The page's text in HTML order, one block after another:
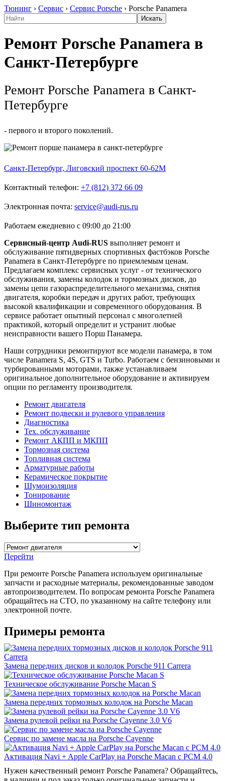
Тюнинг › Сервис › Сервис Porsche › Porsche Panamera
Ремонт Porsche Panamera в
Санкт-Петербурге
Ремонт Porsche Panamera в Санкт-
Петербурге
- первого и второго поколений.
Санкт-Петербург, Лиговский проспект 60-62М
Контактный телефон: +7 (812) 372 66 09
Электронная почта: service@audi-rus.ru
Работаем ежедневно с 09:00 до 21:00
Сервисный-центр Audi-RUS выполняет ремонт и
обслуживание пятидверных спортивных фастбэков Porsche
Panamera в Санкт-Петербурге по приемлемым ценам.
Предлагаем комплекс сервисных услуг - от технического
обслуживания, замены колодок и тормозных дисков, до
замены цепи газораспределительного механизма, снятия
двигателя, коробки передач и других работ, требующих
высокой квалификации и современного оборудования. В
сервисе работает опытный персонал с многолетней
практикой, который определит и устранит любые
неисправности вашего Порш Панамера.
Наши сотрудники ремонтируют все модели панамера, в том
числе Panamera S, 4S, GTS и Turbo. Работаем с бензиновыми и
турбированными моторами, также устанавливаем
оригинальное дополнительное оборудование и активируем
опции по регламенту производителя.
Ремонт двигателя
Ремонт подвески и рулевого управления
Диагностика
Тех. обслуживание
Ремонт АКПП и МКПП
Тормозная система
Топливная система
Арматурные работы
Керамическое покрытие
Шумоизоляция
Тонирование
Шиномонтаж
Выберите тип ремонта
Перейти
При ремонте Porsche Panamera используем оригинальные
запчасти и расходные материалы, рекомендованные заводом
автопроизводителем. По вопросам ремонта Porsche Panamera
обращайтесь на СТО, по указанному на сайте телефону или
электронной почте.
Примеры ремонта
Замена передних дисков и колодок Porsche 911 Carrera
Техническое обслуживание Porsche Macan S
Замена передних тормозных колодок на Porsche Macan
Замена рулевой рейки на Porsche Cayenne 3.0 V6
Сервис по замене масла на Porsche Cayenne
Активация Navi + Apple CarPlay на Porsche Macan c PCM 4.0
Нужен качественный ремонт Porsche Panamera? Обращайтесь,